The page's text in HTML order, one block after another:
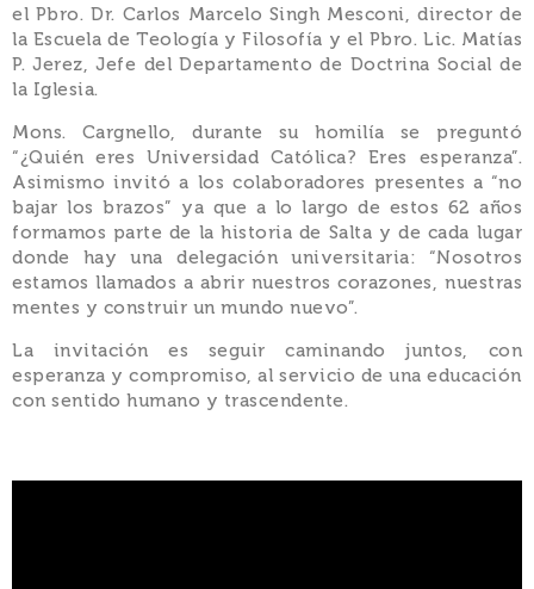
el Pbro. Dr. Carlos Marcelo Singh Mesconi, director de
la Escuela de Teología y Filosofía y el Pbro. Lic. Matías
P. Jerez, Jefe del Departamento de Doctrina Social de
la Iglesia.
Mons. Cargnello, durante su homilía se preguntó
“¿Quién eres Universidad Católica? Eres esperanza”.
Asimismo invitó a los colaboradores presentes a “no
bajar los brazos” ya que a lo largo de estos 62 años
formamos parte de la historia de Salta y de cada lugar
donde hay una delegación universitaria: “Nosotros
estamos llamados a abrir nuestros corazones, nuestras
mentes y construir un mundo nuevo”.
La invitación es seguir caminando juntos, con
esperanza y compromiso, al servicio de una educación
con sentido humano y trascendente.